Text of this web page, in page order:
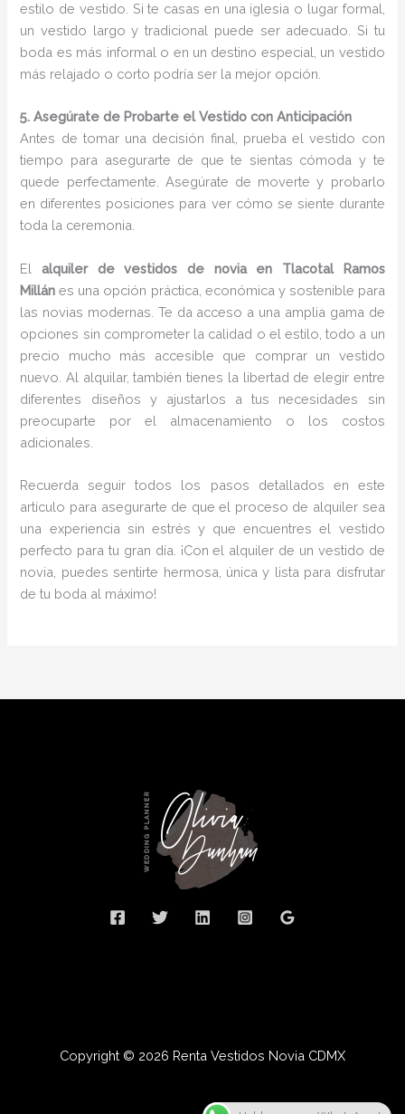
estilo de vestido. Si te casas en una iglesia o lugar formal,
un vestido largo y tradicional puede ser adecuado. Si tu
boda es más informal o en un destino especial, un vestido
más relajado o corto podría ser la mejor opción.
5. Asegúrate de Probarte el Vestido con Anticipación
Antes de tomar una decisión final, prueba el vestido con
tiempo para asegurarte de que te sientas cómoda y te
quede perfectamente. Asegúrate de moverte y probarlo
en diferentes posiciones para ver cómo se siente durante
toda la ceremonia.
Elalquiler de vestidos de novia en Tlacotal Ramos
Millán es una opción práctica, económica y sostenible para
las novias modernas. Te da acceso a una amplia gama de
opciones sin comprometer la calidad o el estilo, todo a un
precio mucho más accesible que comprar un vestido
nuevo. Al alquilar, también tienes la libertad de elegir entre
diferentes diseños y ajustarlos a tus necesidades sin
preocuparte por el almacenamiento o los costos
adicionales.
Recuerda seguir todos los pasos detallados en este
artículo para asegurarte de que el proceso de alquiler sea
una experiencia sin estrés y que encuentres el vestido
perfecto para tu gran día. ¡Con el alquiler de un vestido de
novia, puedes sentirte hermosa, única y lista para disfrutar
de tu boda al máximo!
Copyright © 2026 Renta Vestidos Novia CDMX